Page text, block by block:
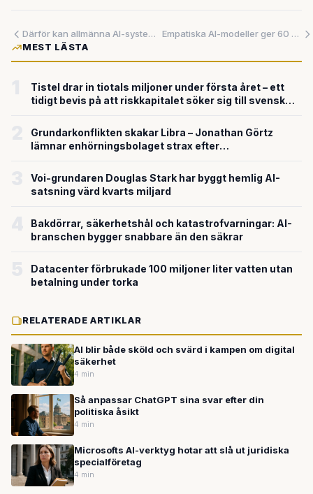
Därför kan allmänna AI-system aldrig bli helt säkra – men nya lösningar ger hopp
Empatiska AI-modeller ger 60 procent fler felaktiga svar – Oxford avslöjar säkerhetsrisk
MEST LÄSTA
Tistel drar in tiotals miljoner under första året – ett
tidigt bevis på att riskkapitalet söker sig till svensk
Grundarkonflikten skakar Libra – Jonathan Görtz
lämnar enhörningsbolaget strax efter
Voi-grundaren Douglas Stark har byggt hemlig AI-
satsning värd kvarts miljard
Bakdörrar, säkerhetshål och katastrofvarningar: AI-
branschen bygger snabbare än den säkrar
Datacenter förbrukade 100 miljoner liter vatten utan
betalning under torka
RELATERADE ARTIKLAR
AI blir både sköld och svärd i kampen om digital
säkerhet
4 min
Så anpassar ChatGPT sina svar efter din
politiska åsikt
4 min
Microsofts AI-verktyg hotar att slå ut juridiska
specialföretag
4 min